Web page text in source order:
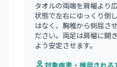
タオルの両端を肩幅より
状態で左右にゆっくり倒
はなく、胸椎から側屈さ
ださい。両足は肩幅に開
よう安定させます。